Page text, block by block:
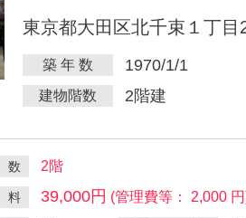
東京都大田区北千束１丁目
築 年 数 1970/1/1
建物階数 2階建
2階
39,000円 (管理費等： 2,000